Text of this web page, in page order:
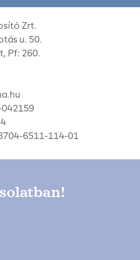
Zrt.
u. 50.
Pf: 260.
6511-114-01